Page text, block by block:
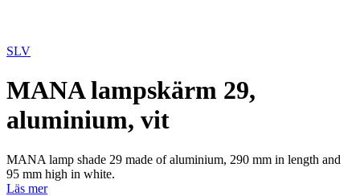
SLV
MANA lampskärm 29,
aluminium, vit
MANA lamp shade 29 made of aluminium, 290 mm in length and
95 mm high in white.
Läs mer